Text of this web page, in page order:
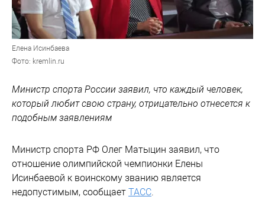
Елена Исинбаева
Фото: kremlin.ru
Министр спорта России заявил, что каждый человек,
который любит свою страну, отрицательно отнесется к
подобным заявлениям
Министр спорта РФ Олег Матыцин заявил, что
отношение олимпийской чемпионки Елены
Исинбаевой к воинскому званию является
недопустимым, сообщает ТАСС